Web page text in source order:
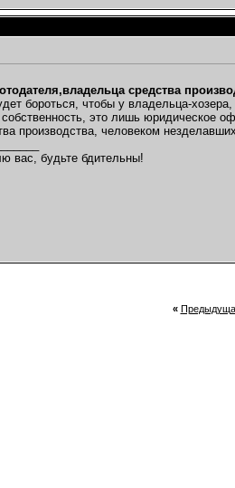
19.02.2012,20:54
00:52
15:58
20.02.2012,16:19
средства
бороться, чтобы у владельца-
это лишь юридическое
производства, человеком
вас, будьте бдительны!
«